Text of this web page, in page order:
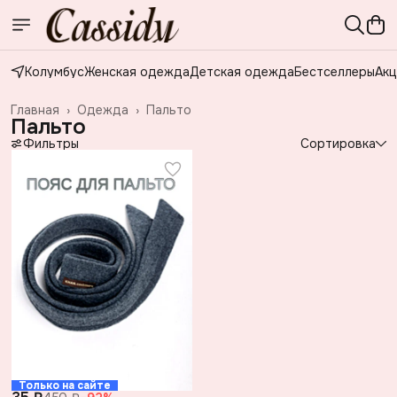
КолумбусЖенская одеждаДетская одеждаБестселлеры
Пальто
Одежда ›
Главная ›
Пальто
Фильтры Сортировка
Только на сайте